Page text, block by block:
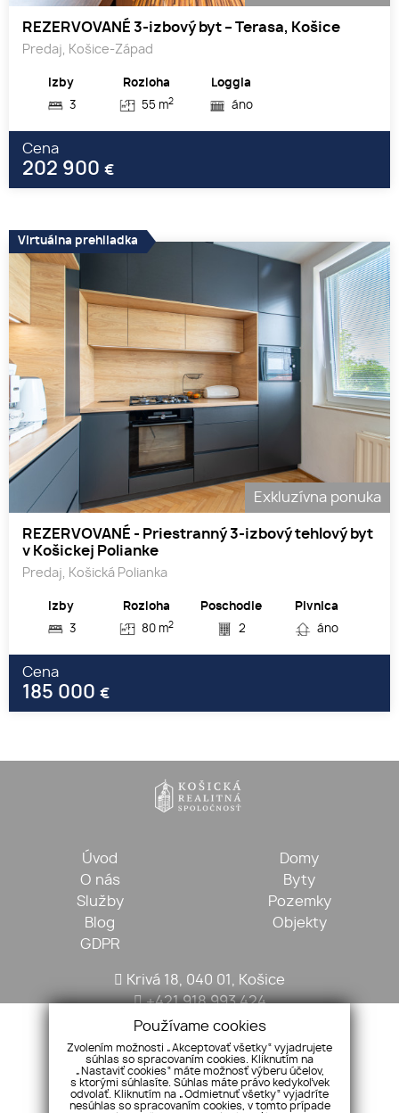
REZERVOVANÉ 3-izbový byt – Terasa, Košice
Predaj, Košice-Západ
Izby
3
Rozloha
55 m2
Loggia
áno
Cena
202 900 €
Exkluzívna ponuka
REZERVOVANÉ - Priestranný 3-izbový tehlový byt
v Košickej Polianke
Predaj, Košická Polianka
Izby
3
Rozloha
80 m2
Poschodie
2
Pivnica
áno
Cena
185 000 €
Virtuálna prehliadka
Úvod
O nás
Služby
Blog
GDPR
Domy
Byty
Pozemky
Objekty
Krivá 18, 040 01, Košice
+421 918 993 424
kosickarealitna@gmail.com
Používame cookies
Zvolením možnosti „Akceptovať všetky“ vyjadrujete
súhlas so spracovaním cookies. Kliknutím na
„Nastaviť cookies“ máte možnosť výberu účelov,
s ktorými súhlasíte. Súhlas máte právo kedykoľvek
odvolať. Kliknutím na „Odmietnuť všetky“ vyjadríte
nesúhlas so spracovaním cookies, v tomto prípade